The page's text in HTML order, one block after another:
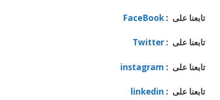
تابعنا على : FaceBook
تابعنا على : Twitter
تابعنا على : instagram
تابعنا على : linkedin